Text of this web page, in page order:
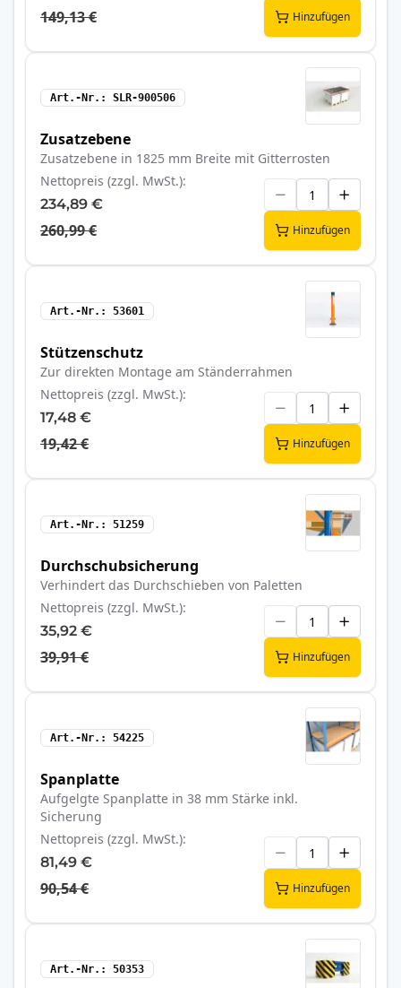
149,13 € Hinzufügen
Art.-Nr. SLR-900506
Zusatzebene
Zusatzebene in 1825 mm Breite mit Gitterrosten
Nettopreis (zzgl. MwSt.)
234,89 €
260,99 € Hinzufügen
Art.-Nr. 53601
Stützenschutz
Zur direkten Montage am Ständerrahmen
Nettopreis (zzgl. MwSt.)
17,48 €
19,42 € Hinzufügen
Art.-Nr. 51259
Durchschubsicherung
Verhindert das Durchschieben von Paletten
Nettopreis (zzgl. MwSt.)
35,92 €
39,91 € Hinzufügen
Art.-Nr. 54225
Spanplatte
Aufgelgte Spanplatte in 38 mm Stärke inkl.
Sicherung
Nettopreis (zzgl. MwSt.)
81,49 €
90,54 € Hinzufügen
Art.-Nr. 50353